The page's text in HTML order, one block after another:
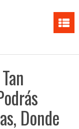
Donde